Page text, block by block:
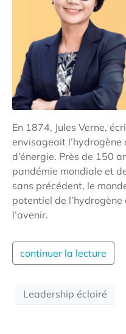
En 1874, Jules Verne,
envisageait l’hydrogène
d’énergie. Près de 150
pandémie mondiale et
sans précédent, le
potentiel de l’hydrogène
l’avenir.
continuer la lecture
Leadership éclairé